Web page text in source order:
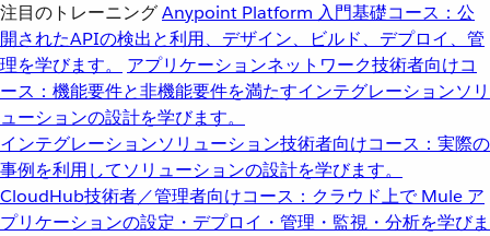
注目のトレーニングAnypoint Platform 入門基礎コース：公
開されたAPIの検出と利用、デザイン、ビルド、デプロイ、管
理を学びます。
アプリケーションネットワーク技術者向けコ
ース：機能要件と非機能要件を満たすインテグレーションソリ
ューションの設計を学びます。
インテグレーションソリューション技術者向けコース：実際の
事例を利用してソリューションの設計を学びます。
CloudHub技術者／管理者向けコース：クラウド上で Mule ア
プリケーションの設定・デプロイ・管理・監視・分析を学びま